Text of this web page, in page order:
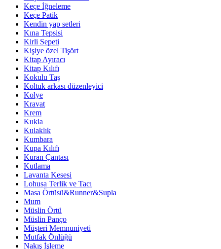
Keçe İğneleme
Keçe Patik
Kendin yap setleri
Kına Tepsisi
Kirli Sepeti
Kişiye özel Tişört
Kitap Ayıracı
Kitap Kılıfı
Kokulu Taş
Koltuk arkası düzenleyici
Kolye
Kravat
Krem
Kukla
Kulaklık
Kumbara
Kupa Kılıfı
Kuran Çantası
Kutlama
Lavanta Kesesi
Lohusa Terlik ve Tacı
Masa Örtüsü&Runner&Supla
Mum
Müslin Örtü
Müslin Panço
Müşteri Memnuniyeti
Mutfak Önlüğü
Nakış İşleme